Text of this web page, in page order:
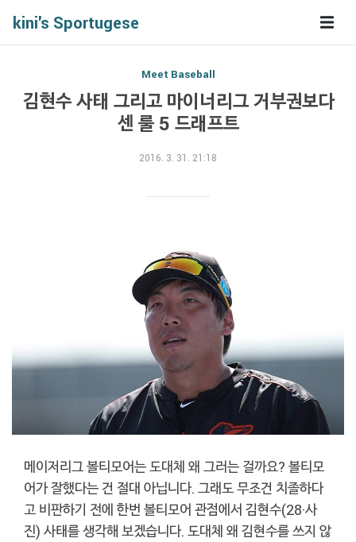
kini's Sportugese
Meet Baseball
김현수 사태 그리고 마이너리그 거부권보다
센 룰 5 드래프트
2016. 3. 31. 21:18
메이저리그 볼티모어는 도대체 왜 그러는 걸까요? 볼티모
어가 잘했다는 건 절대 아닙니다. 그래도 무조건 치졸하다
고 비판하기 전에 한번 볼티모어 관점에서 김현수(28·사
진) 사태를 생각해 보겠습니다. 도대체 왜 김현수를 쓰지 않